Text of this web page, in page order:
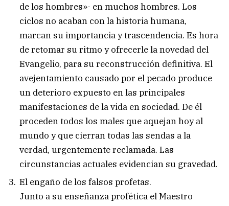
de los hombres»- en muchos hombres. Los
ciclos no acaban con la historia humana,
marcan su importancia y trascendencia. Es hora
de retomar su ritmo y ofrecerle la novedad del
Evangelio, para su reconstrucción definitiva. El
avejentamiento causado por el pecado produce
un deterioro expuesto en las principales
manifestaciones de la vida en sociedad. De él
proceden todos los males que aquejan hoy al
mundo y que cierran todas las sendas a la
verdad, urgentemente reclamada. Las
circunstancias actuales evidencian su gravedad.
El engaño de los falsos profetas.
Junto a su enseñanza profética el Maestro